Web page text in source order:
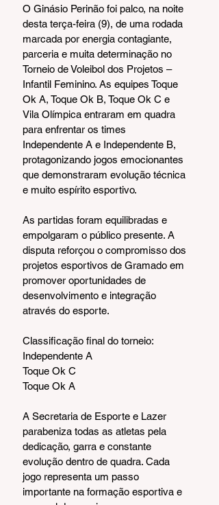
O Ginásio Perinão foi palco, na noite
desta terça-feira (9), de uma rodada
marcada por energia contagiante,
parceria e muita determinação no
Torneio de Voleibol dos Projetos –
Infantil Feminino. As equipes Toque
Ok A, Toque Ok B, Toque Ok C e
Vila Olímpica entraram em quadra
para enfrentar os times
Independente A e Independente B,
protagonizando jogos emocionantes
que demonstraram evolução técnica
e muito espírito esportivo.
As partidas foram equilibradas e
empolgaram o público presente. A
disputa reforçou o compromisso dos
projetos esportivos de Gramado em
promover oportunidades de
desenvolvimento e integração
através do esporte.
Classificação final do torneio:
Independente A
Toque Ok C
Toque Ok A
A Secretaria de Esporte e Lazer
parabeniza todas as atletas pela
dedicação, garra e constante
evolução dentro de quadra. Cada
jogo representa um passo
importante na formação esportiva e